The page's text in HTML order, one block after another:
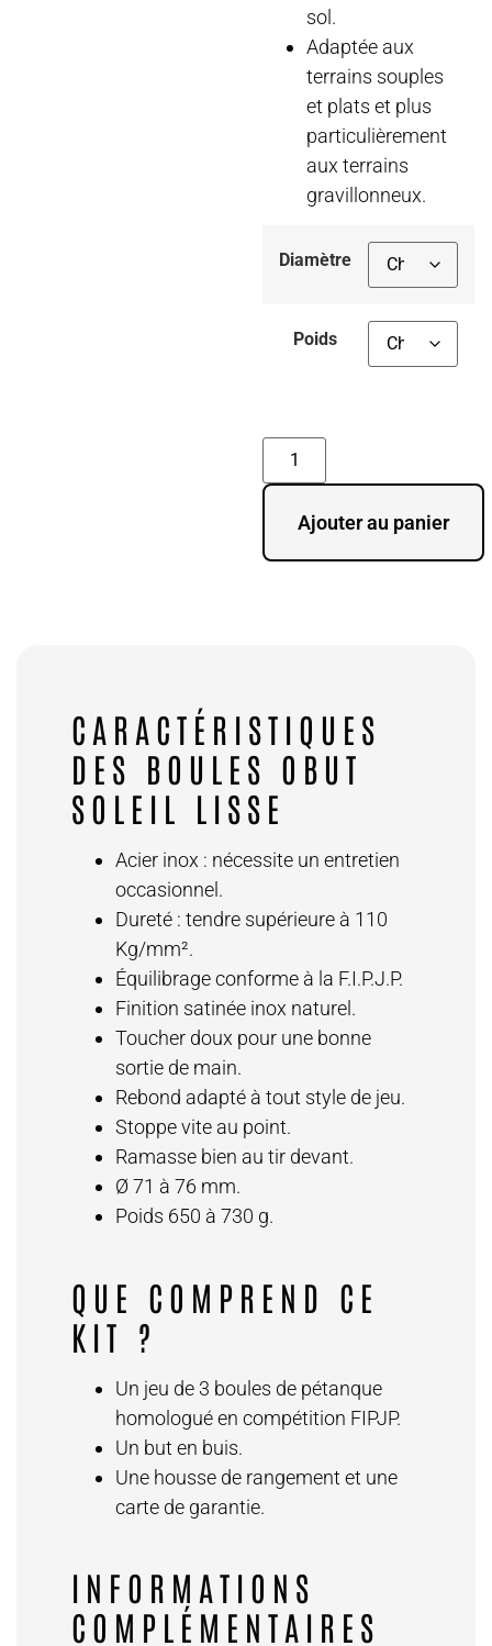
sol.
Adaptée aux
terrains souples
et plats et plus
particulièrement
aux terrains
gravillonneux.
Diamètre
Poids
Ajouter au panier
CARACTÉRISTIQUES
DES BOULES OBUT
SOLEIL LISSE
Acier inox : nécessite un entretien
occasionnel.
Dureté : tendre supérieure à 110
Kg/mm².
Équilibrage conforme à la F.I.P.J.P.
Finition satinée inox naturel.
Toucher doux pour une bonne
sortie de main.
Rebond adapté à tout style de jeu.
Stoppe vite au point.
Ramasse bien au tir devant.
Ø 71 à 76 mm.
Poids 650 à 730 g.
QUE COMPREND CE
KIT ?
Un jeu de 3 boules de pétanque
homologué en compétition FIPJP.
Un but en buis.
Une housse de rangement et une
carte de garantie.
INFORMATIONS
COMPLÉMENTAIRES